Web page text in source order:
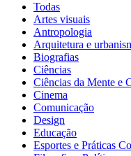
Todas
Artes visuais
Antropologia
Arquitetura e
Biografias
Ciências
Ciências da Mente e
Cinema
Comunicação
Design
Educação
Esportes e Práticas